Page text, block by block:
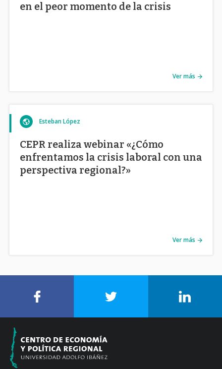
en el peor momento de la crisis
Ver más
Esteban López
CEPR realiza webinar «¿Cómo
enfrentamos la crisis laboral con una
perspectiva regional?»
Ver más